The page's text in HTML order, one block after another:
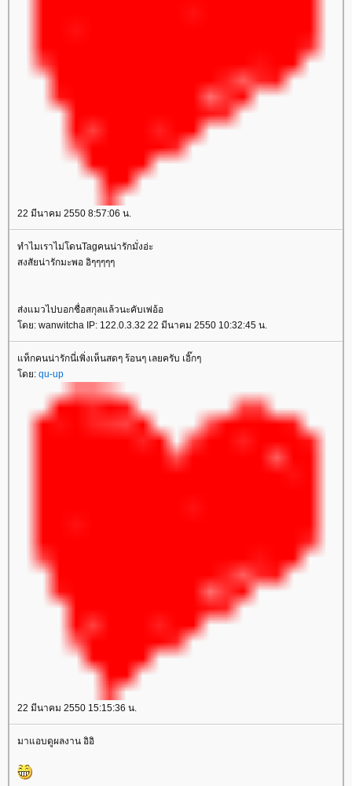
22 มีนาคม 2550 8:57:06 น.
ทำไมเราไม่โดนTagคนน่ารักมั่งอ่ะ
สงสัยน่ารักมะพอ อิๆๆๆๆๆ
ส่งแมวไปบอกชื่อสกุลแล้วนะคับเพ่อ้อ
ดย: wanwitcha IP: 122.0.3.32 22 มีนาคม 2550 10:32:45 น.
ท็กคนน่ารักนี่เพิ่งเห็นสดๆ ร้อนๆ เลยครับ เอิ๊กๆ
ดย: qu-up
22 มีนาคม 2550 15:15:36 น.
มาแอบดูผลงาน อิอิ